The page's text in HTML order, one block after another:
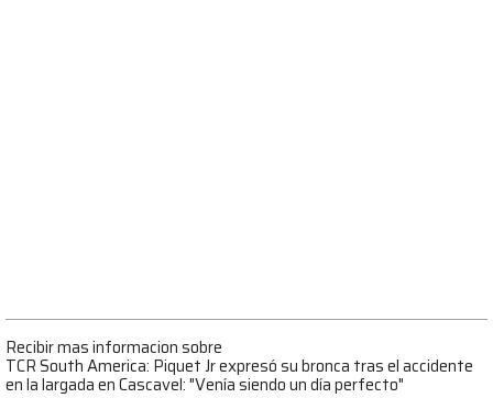
Recibir mas informacion sobre
TCR South America: Piquet Jr expresó su bronca tras el accidente
en la largada en Cascavel: "Venía siendo un día perfecto"